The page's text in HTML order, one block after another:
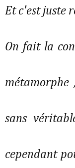
Et c'est juste
On fait la
sans
cependant